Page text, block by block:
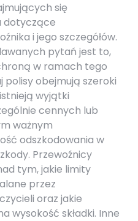
się
dotyczące
i jego szczegółów.
pytań jest to,
w ramach tego
polisy obejmują szeroki
wyjątki
cennych lub
ważnym
odszkodowania w
Przewoźnicy
tym, jakie limity
przez
oraz jakie
wysokość składki. Inne